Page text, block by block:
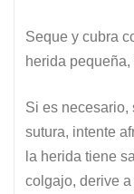
Seque y cubra
herida
Si es necesario,
sutura, intente
la herida tiene
colgajo, derive